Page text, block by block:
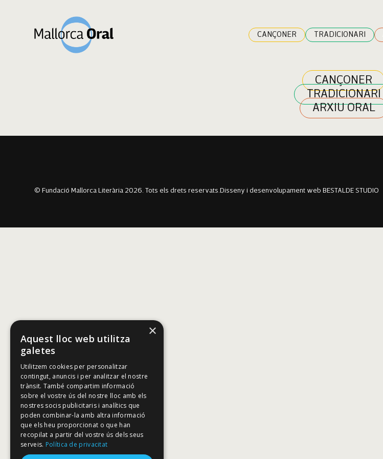
CANÇONER TRADICIONARI
CANÇONER
TRADICIONARI
ARXIU ORAL
Catalina Ferrer Ferrer
Bàrbara Torrens Planes
Apol·lònia Vaquer Gayà
© Fundació Mallorca Literària 2026. Tots els drets reservats. Disseny i desenvolupament web BESTALDE STUDIO
×
Aquest lloc web utilitza
galetes
Utilitzem cookies per personalitzar
contingut, anuncis i per analitzar el nostre
trànsit. També compartim informació
sobre el vostre ús del nostre lloc amb els
nostres socis publicitaris i analítics que
poden combinar-la amb altra informació
que els heu proporcionat o que han
recopilat a partir del vostre ús dels seus
serveis. Política de privacitat